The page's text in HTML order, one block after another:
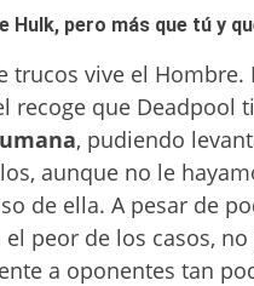
Hulk, pero más que tú y
trucos vive el Hombre.
recoge que Deadpool
, pudiendo
aunque no le
de ella. A pesar de
el peor de los casos,
a oponentes tan